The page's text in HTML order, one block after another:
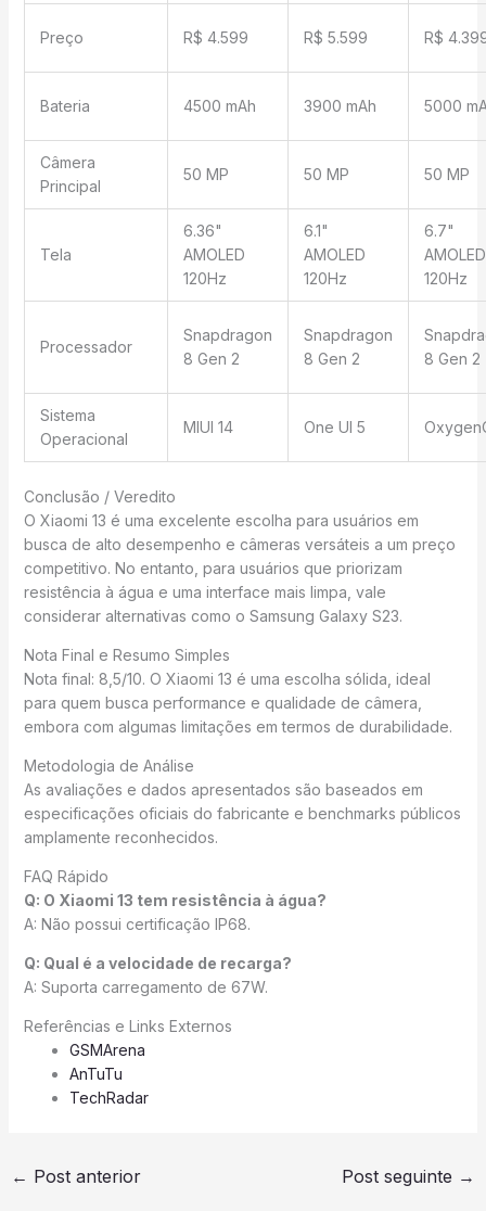
Preço R$ 4.599 R$ 5.599 R$
Bateria 4500 mAh 3900 mAh 5000
Câmera
Principal
50 MP 50 MP 50 MP
Tela
6.36"
AMOLED
120Hz
6.1"
AMOLED
120Hz
6.7"
AMOLED
120Hz
Processador
Snapdragon
8 Gen 2
Snapdragon
8 Gen 2
8 Gen 2
Sistema
Operacional
MIUI 14 One UI 5
Conclusão / Veredito
O Xiaomi 13 é uma excelente escolha para usuários em
busca de alto desempenho e câmeras versáteis a um preço
competitivo. No entanto, para usuários que priorizam
resistência à água e uma interface mais limpa, vale
considerar alternativas como o Samsung Galaxy S23.
Nota Final e Resumo Simples
Nota final: 8,5/10. O Xiaomi 13 é uma escolha sólida, ideal
para quem busca performance e qualidade de câmera,
embora com algumas limitações em termos de durabilidade.
Metodologia de Análise
As avaliações e dados apresentados são baseados em
especificações oficiais do fabricante e benchmarks públicos
amplamente reconhecidos.
FAQ Rápido
Q: O Xiaomi 13 tem resistência à água?
A: Não possui certificação IP68.
Q: Qual é a velocidade de recarga?
A: Suporta carregamento de 67W.
Referências e Links Externos
GSMArena
AnTuTu
TechRadar
← Post anterior Post seguinte →